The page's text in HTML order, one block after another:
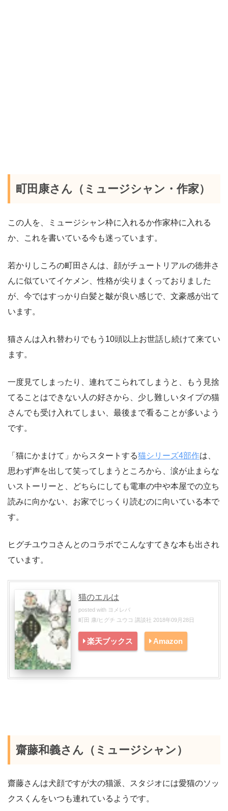
町田康さん（ミュージシャン・作家）
この人を、ミュージシャン枠に入れるか作家枠に入れる
か、これを書いている今も迷っています。
若かりしころの町田さんは、顔がチュートリアルの徳井さ
んに似ていてイケメン、性格が尖りまくっておりました
が、今ではすっかり白髪と皺が良い感じで、文豪感が出て
います。
猫さんは入れ替わりでもう10頭以上お世話し続けて来てい
ます。
一度見てしまったり、連れてこられてしまうと、もう見捨
てることはできない人の好さから、少し難しいタイプの猫
さんでも受け入れてしまい、最後まで看ることが多いよう
です。
「猫にかまけて」からスタートする猫シリーズ4部作は、
思わず声を出して笑ってしまうところから、涙が止まらな
いストーリーと、どちらにしても電車の中や本屋での立ち
読みに向かない、お家でじっくり読むのに向いている本で
す。
ヒグチユウコさんとのコラボでこんなすてきな本も出され
ています。
猫のエルは
posted with ヨメレバ
町田 康/ヒグチ ユウコ 講談社 2018年09月28日
楽天ブックス Amazon
齋藤和義さん（ミュージシャン）
齋藤さんは犬顔ですが大の猫派、スタジオには愛猫のソッ
クスくんをいつも連れているようです。